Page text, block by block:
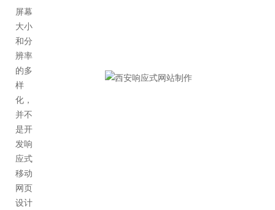
屏幕
大小
和分
辨率
的多
样
化，
并不
是开
发响
应式
移动
网页
设计